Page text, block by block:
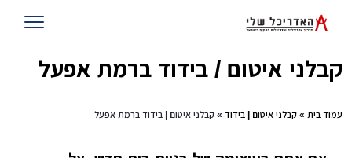
קבלני איטום / בידוד ברמת אפעל
עמוד בית » קבלני איטום | בידוד » קבלני איטום | בידוד ברמת אפעל